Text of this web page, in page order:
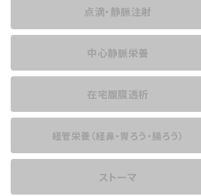
点滴・静脈注射
中心静脈栄養
在宅腹膜透析
経管栄養 （経鼻・胃ろう・腸ろう）
ストーマ